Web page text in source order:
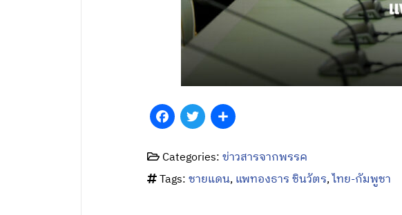
Facebook
TwitterShare
Categories:ข่าวสารจากพรรค
Tags:ชายแดน,แพทองธาร​ ชิน​วัตร,ไทย-กัมพูชา